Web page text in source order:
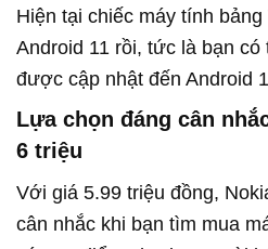
Hiện tại chiếc máy tính
Android 11 rồi, tức là bạn có
được cập nhật đến Android
Lựa chọn đáng cân
6 triệu
Với giá 5.99 triệu đồng,
cân nhắc khi bạn tìm mua